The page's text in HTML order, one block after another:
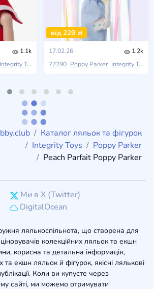
1.1k
Integrity Toys 2026 W Club
від 229 zł
17.02.26
1.2k
77290 Poppy Parker Integrity Toys
Каталог ляльок та фігурок
Integrity Toys
Poppy Parker
Peach Parfait Poppy Parker
Ми в X (Twitter)
DigitalOcean
лялькоспільнота, що створена для
колекційних ляльок та екшн
корисна та детальна інформація,
та екшн ляльок й фігурок, якісні лялькові
Коли ви купуєте через
сайті, ми можемо отримувати